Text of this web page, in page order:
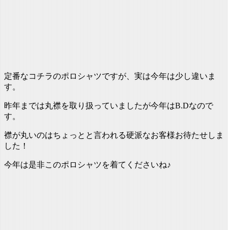
定番なコチラのポロシャツですが、実は今年は少し違いま
す。
昨年までは丸襟を取り扱っていましたが今年はB.Dなので
す。
襟が丸いのはちょっとと言われる硬派なお客様お待たせしま
した！
今年は是非このポロシャツを着てくださいね♪